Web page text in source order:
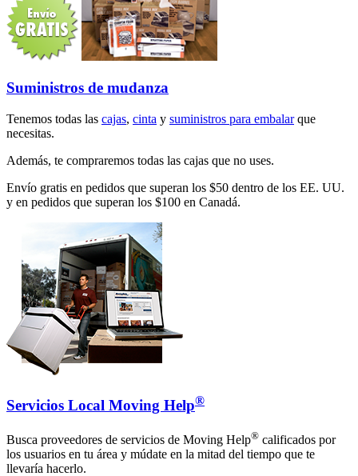
Suministros de mudanza
Tenemos todas las cajas, cinta y suministros para embalarque
necesitas.
Además, te compraremos todas las cajas que no uses.
Envío gratis en pedidos que superan los $50 dentro de los EE. UU.
y en pedidos que superan los $100 en Canadá.
Servicios Local Moving Help®
Busca proveedores de servicios de Moving Help® calificados por
los usuarios en tu área y múdate en la mitad del tiempo que te
llevaría hacerlo.